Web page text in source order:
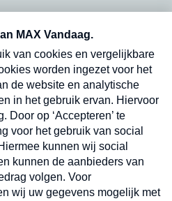
en dinsdagochtend in
Verzend